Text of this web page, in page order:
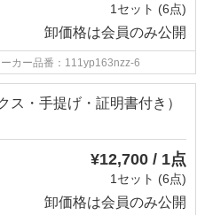
1セット (6点)
卸価格は会員のみ公開
カー品番：111yp163nzz-6
ス・手提げ・証明書付き）
¥12,700 / 1点
1セット (6点)
卸価格は会員のみ公開